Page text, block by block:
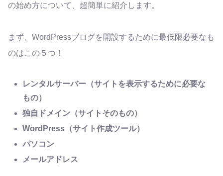
の始め方について、超簡単に紹介します。
まず、WordPressブログを開設するために最低限必要なも
のはこの５つ！
レンタルサーバー（サイトを表示するために必要な
もの）
独自ドメイン（サイトそのもの）
WordPress（サイト作成ツール）
パソコン
メールアドレス